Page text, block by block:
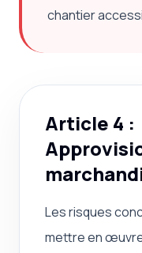
chantier
Article 4 :
Les risques
mettre en